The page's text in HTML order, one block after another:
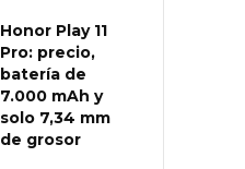
Honor Play 11
Pro: precio,
batería de
7.000 mAh y
solo 7,34 mm
de grosor